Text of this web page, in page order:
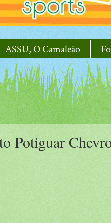
ASSU, O Camaleão
Potiguar